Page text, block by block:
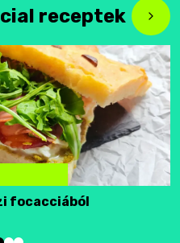
receptek
focacciából